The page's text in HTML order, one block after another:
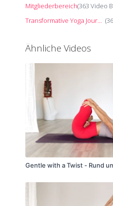
Mitgliederbereich(363 Video
Transformative Yoga Journey
Ähnliche Videos
Gentle with a Twist - Rund